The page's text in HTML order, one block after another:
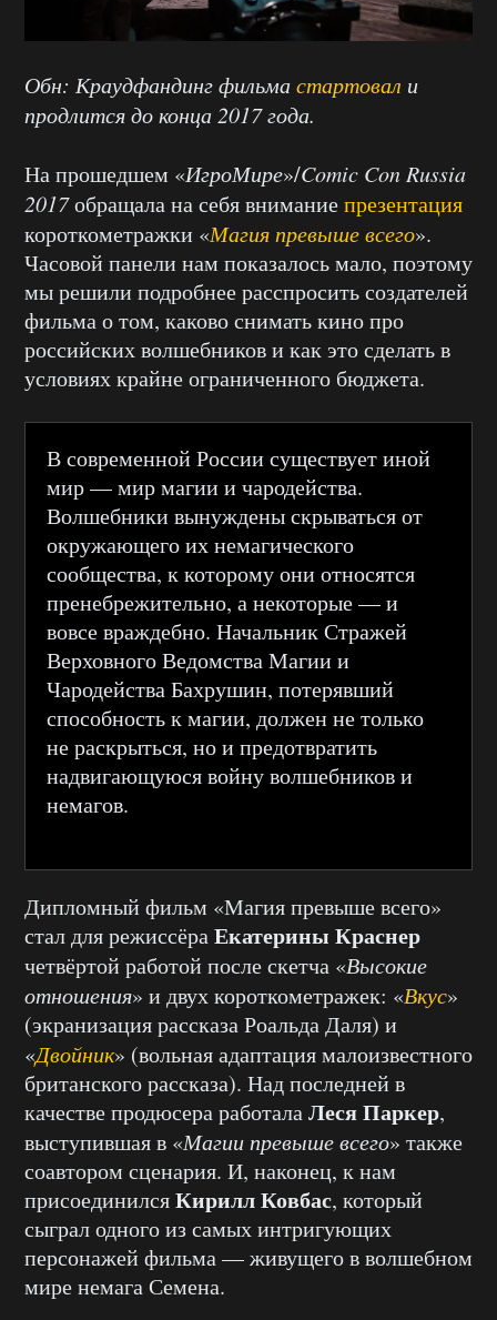
Обн: Краудфандинг фильмастартовал и
продлится до конца 2017 года.
На прошедшем «ИгроМире»/Comic Con Russia
2017обращала на себя вниманиепрезентация
короткометражки «Магия превыше всего».
Часовой панели нам показалось мало, поэтому
мы решили подробнее расспросить создателей
фильма о том, каково снимать кино про
российских волшебников и как это сделать в
условиях крайне ограниченного бюджета.
В современной России существует иной
мир — мир магии и чародейства.
Волшебники вынуждены скрываться от
окружающего их немагического
сообщества, к которому они относятся
пренебрежительно, а некоторые — и
вовсе враждебно. Начальник Стражей
Верховного Ведомства Магии и
Чародейства Бахрушин, потерявший
способность к магии, должен не только
не раскрыться, но и предотвратить
надвигающуюся войну волшебников и
немагов.
Дипломный фильм «Магия превыше всего»
стал для режиссёраЕкатерины Краснер
четвёртой работой после скетча «Высокие
отношения» и двух короткометражек: «Вкус»
(экранизация рассказа Роальда Даля) и
«Двойник» (вольная адаптация малоизвестного
британского рассказа). Над последней в
качестве продюсера работалаЛеся Паркер,
выступившая в «Магии превыше всего» также
соавтором сценария. И, наконец, к нам
присоединилсяКирилл Ковбас, который
сыграл одного из самых интригующих
персонажей фильма — живущего в волшебном
мире немага Семена.